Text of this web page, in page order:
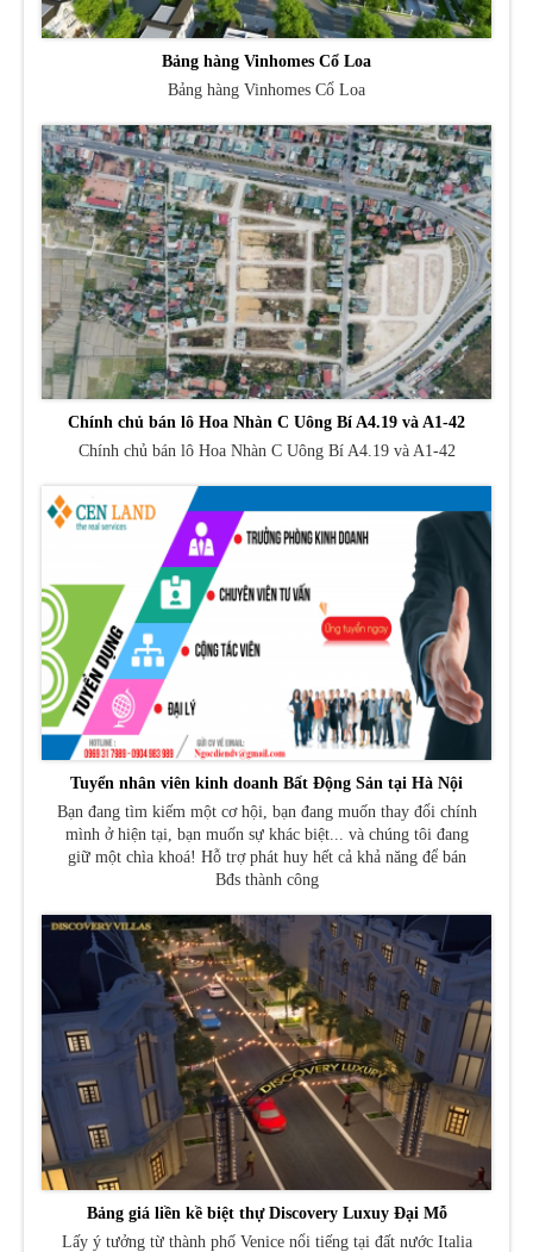
Bảng hàng Vinhomes Cổ Loa
Bảng hàng Vinhomes Cổ Loa
Chính chủ bán lô Hoa Nhàn C Uông Bí A4.19 và A1-42
Chính chủ bán lô Hoa Nhàn C Uông Bí A4.19 và A1-42
Tuyển nhân viên kinh doanh Bất Động Sản tại Hà Nội
Bạn đang tìm kiếm một cơ hội, bạn đang muốn thay đổi chính
mình ở hiện tại, bạn muốn sự khác biệt... và chúng tôi đang
giữ một chìa khoá! Hỗ trợ phát huy hết cả khả năng để bán
Bđs thành công
Bảng giá liền kề biệt thự Discovery Luxuy Đại Mỗ
Lấy ý tưởng từ thành phố Venice nổi tiếng tại đất nước Italia